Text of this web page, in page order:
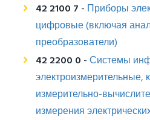
42 2100 7 - Приборы
цифровые (включая
преобразователи)
42 2200 0 -Системы
электроизмерительные,
измерительно-
измерения